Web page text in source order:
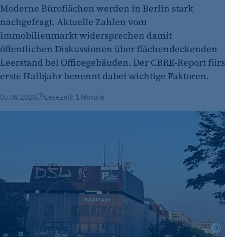
Cookie Laufzeit:
Session
Cookie Consent
Name:
cookie_consent
Zweck:
Moderne Büroflächen werden in Berlin stark
nachgefragt. Aktuelle Zahlen vom
Immobilienmarkt widersprechen damit
öffentlichen Diskussionen über flächendeckenden
Leerstand bei Officegebäuden. Der CBRE-Report fürs
erste Halbjahr benennt dabei wichtige Faktoren.
05.08.2026 Lesezeit: 1 Minute
Galeria-Standorte in Berlin auf dem Prüfstand - wie steht